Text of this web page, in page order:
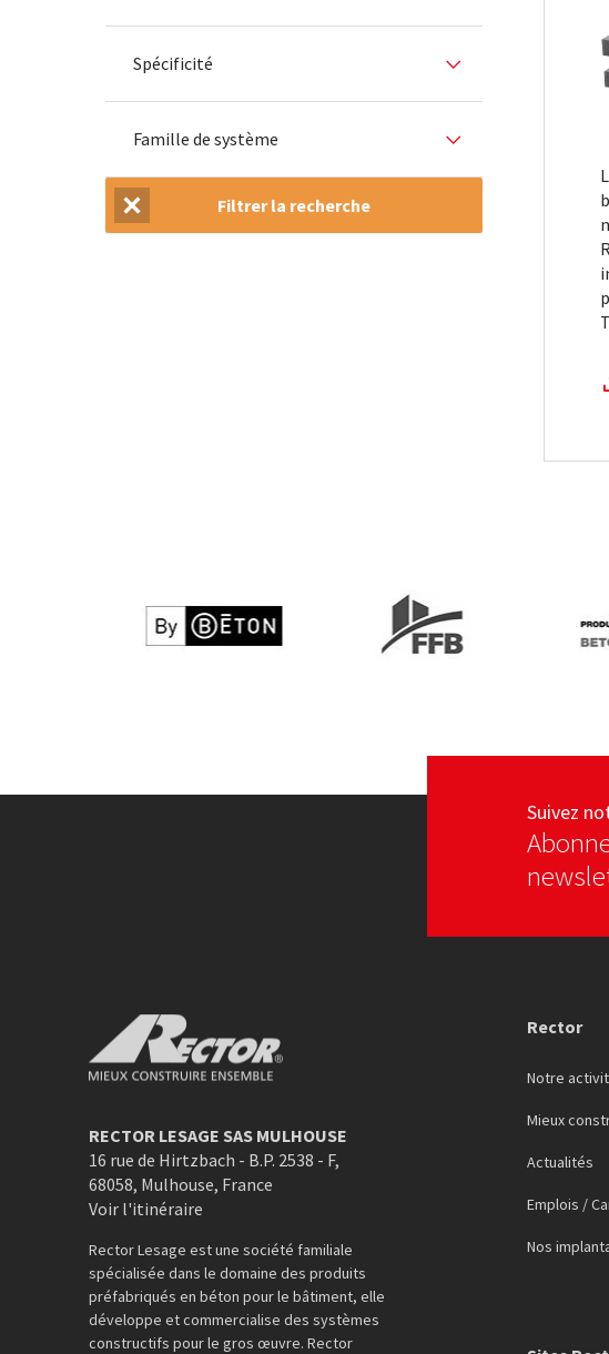
Spécificité
Famille de système
Réinitialiser la recherche
Filtrer la recherche
Voir le site web Voir le site web
Suivez
Rector Mieux construire ensemble
RECTOR LESAGE SAS MULHOUSE
16 rue de Hirtzbach - B.P. 2538 - F,
68058, Mulhouse, France
Voir l'itinéraire
Rector Lesage est une société familiale
spécialisée dans le domaine des produits
préfabriqués en béton pour le bâtiment, elle
développe et commercialise des systèmes
constructifs pour le gros œuvre. Rector
Rector
Notre
Mieux
Actualités
Emplois /
Nos